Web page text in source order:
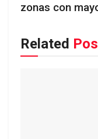
zonas con
Related